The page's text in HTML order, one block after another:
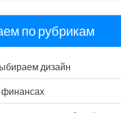
по рубрикам
дизайн